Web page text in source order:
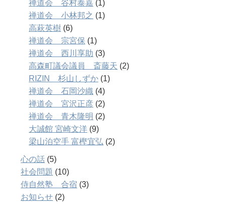
禅道会 谷村泰嘉 (1)
禅道会 小林邦之 (1)
高萩英樹 (6)
禅道会 宗宮保 (1)
禅道会 西川享助 (3)
高森町議会議員 斎藤天 (2)
RIZIN 杉山しずか (1)
禅道会 石岡沙織 (4)
禅道会 宮沢正彦 (2)
禅道会 青木隆明 (2)
大誠館 宮崎文洋 (9)
梁山泊空手 富樫宜弘 (2)
心の話 (5)
社会問題 (10)
侍自然塾 合宿 (3)
お知らせ (2)